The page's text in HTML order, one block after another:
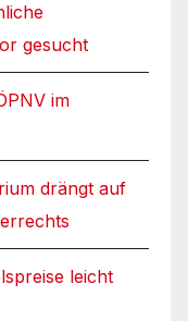
gesucht
im
drängt auf
leicht